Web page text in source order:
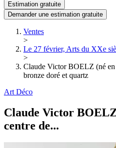
Estimation gratuite
Demander une estimation gratuite
Ventes
>
Le 27 février, Arts du XXe
>
Claude Victor BOELZ (né en
bronze doré et quartz
Art Déco
Claude Victor
centre de...